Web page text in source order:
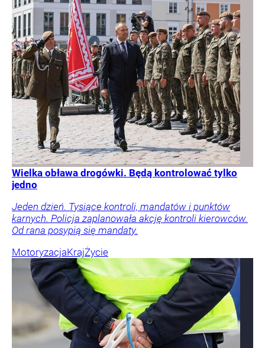
Wielka obława drogówki. Będą kontrolować tylko
jedno
Jeden dzień. Tysiące kontroli, mandatów i punktów
karnych. Policja zaplanowała akcję kontroli kierowców.
Od rana posypią się mandaty.
MotoryzacjaKrajŻycie